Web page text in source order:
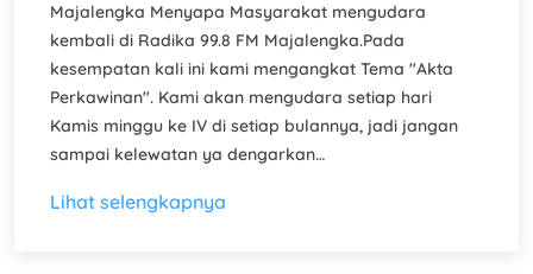
Majalengka Menyapa Masyarakat mengudara
kembali di Radika 99.8 FM Majalengka.Pada
kesempatan kali ini kami mengangkat Tema "Akta
Perkawinan". Kami akan mengudara setiap hari
Kamis minggu ke IV di setiap bulannya, jadi jangan
sampai kelewatan ya dengarkan…
Lihat selengkapnya